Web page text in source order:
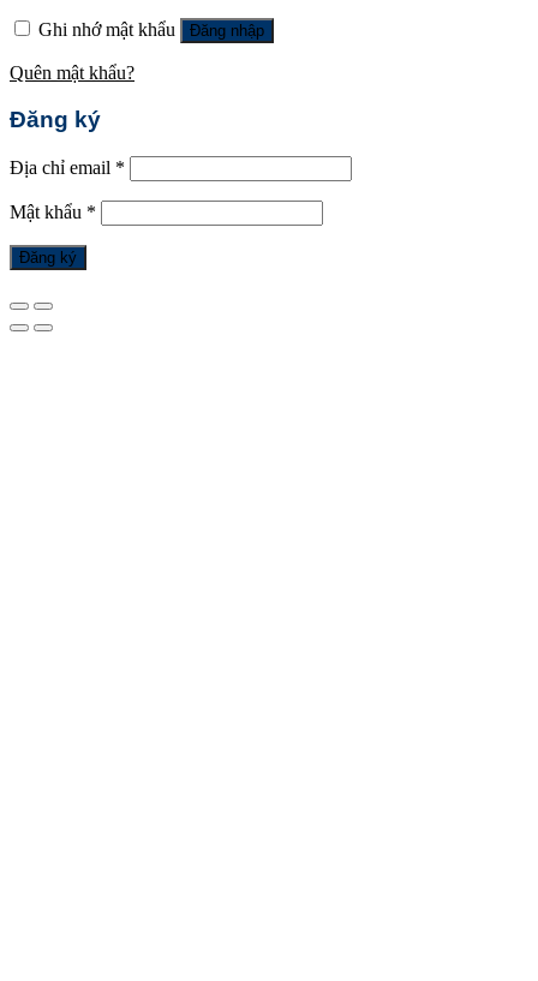
Ghi nhớ mật khẩu Đăng nhập
Quên mật khẩu?
Đăng ký
Địa chỉ email *
Mật khẩu *
Đăng ký